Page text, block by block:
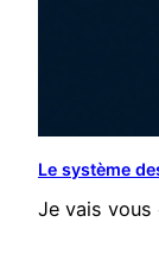
Le système
Je vais vous